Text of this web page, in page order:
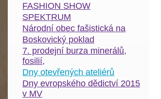
FASHION SHOW
SPEKTRUM
Národní obec fašistická na
Boskovický poklad
7. prodejní burza minerálů,
fosilií,
Dny otevřených ateliérů
Dny evropského dědictví 2015
v MV